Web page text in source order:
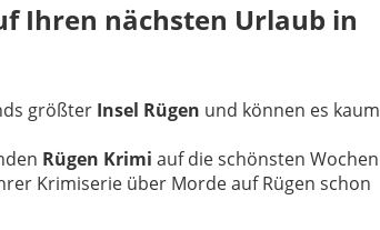
Ihren nächsten Urlaub in
größter Insel Rügen und können es kaum
Rügen Krimi auf die schönsten Wochen
Krimiserie über Morde auf Rügen schon